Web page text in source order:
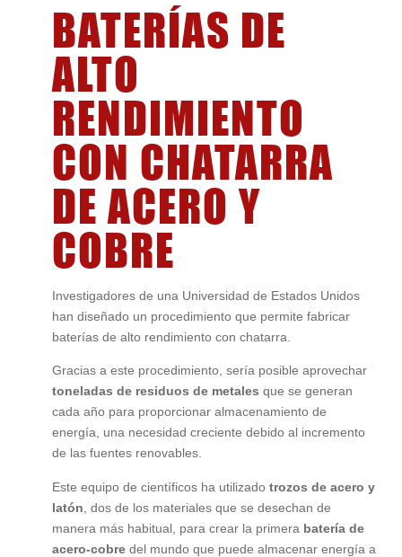
BATERÍAS DE
ALTO
RENDIMIENTO
CON CHATARRA
DE ACERO Y
COBRE
Investigadores de una Universidad de Estados Unidos
han diseñado un procedimiento que permite fabricar
baterías de alto rendimiento con chatarra.
Gracias a este procedimiento, sería posible aprovechar
toneladas de residuos de metales que se generan
cada año para proporcionar almacenamiento de
energía, una necesidad creciente debido al incremento
de las fuentes renovables.
Este equipo de científicos ha utilizadotrozos de acero y
latón , dos de los materiales que se desechan de
manera más habitual, para crear la primera batería de
acero-cobredel mundo que puede almacenar energía a